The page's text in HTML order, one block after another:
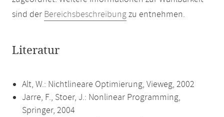
sind der Bereichsbeschreibungzu entnehmen.
Literatur
Alt, W.: Nichtlineare Optimierung, Vieweg, 2002
Jarre, F., Stoer, J.: Nonlinear Programming,
Springer, 2004